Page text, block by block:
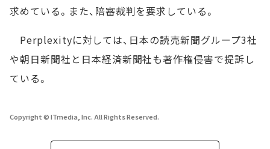
求めている。また、陪審裁判を要求している。
Perplexityに対しては、日本の読売新聞グループ3社
や朝日新聞社と日本経済新聞社も著作権侵害で提訴し
ている。
Copyright © ITmedia, Inc. All Rights Reserved.